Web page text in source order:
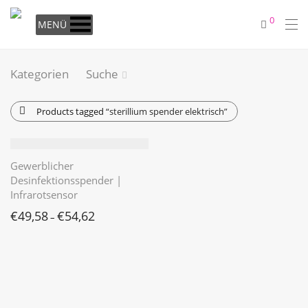
MENÜ 0
Kategorien Suche
Products tagged “sterillium spender elektrisch”
Gewerblicher
Desinfektionsspender |
Infrarotsensor
€49,58– €54,62